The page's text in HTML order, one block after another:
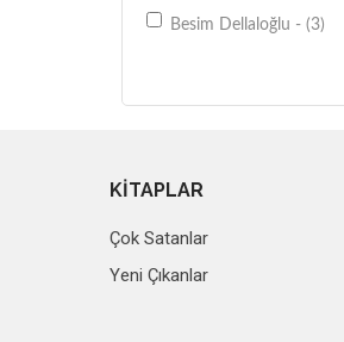
Besim Dellaloğlu - (3)
KİTAPLAR
Çok Satanlar
Yeni Çıkanlar